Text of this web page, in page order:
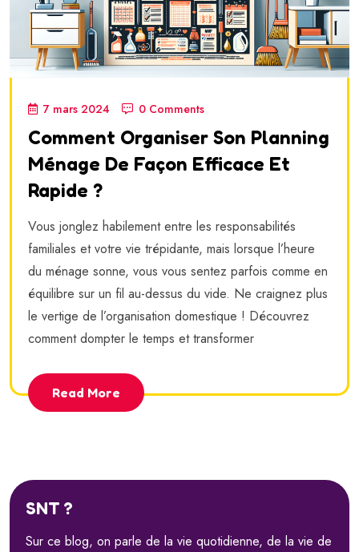
7 mars 2024 0 Comments
Comment Organiser Son Planning
Ménage De Façon Efficace Et
Rapide ?
Vous jonglez habilement entre les responsabilités
familiales et votre vie trépidante, mais lorsque l’heure
du ménage sonne, vous vous sentez parfois comme en
équilibre sur un fil au-dessus du vide. Ne craignez plus
le vertige de l’organisation domestique ! Découvrez
comment dompter le temps et transformer
Read More
SNT ?
Sur ce blog, on parle de la vie quotidienne, de la vie de